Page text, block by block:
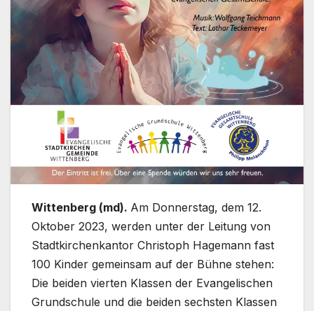
Wittenberg (md). Am Donnerstag, dem 12.
Oktober 2023, werden unter der Leitung von
Stadtkirchenkantor Christoph Hagemann fast
100 Kinder gemeinsam auf der Bühne stehen:
Die beiden vierten Klassen der Evangelischen
Grundschule und die beiden sechsten Klassen